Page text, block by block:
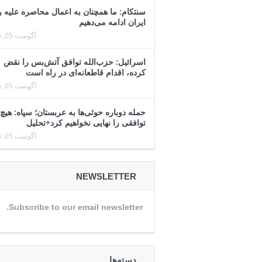
سنتکام: ما همچنان به اعمال محاصره علیه
ایران ادامه می‌دهیم
آگوست 05, 2026
اسرائیل: حزب‌الله توافق آتش‌بس را نقض
کرده، اقدام قاطعانه‌ای در راه است
آگوست 05, 2026
حمله دوباره حوثی‌ها به عربستان؛ سپاه: هیچ
توافقی را نهایی نخواهیم کرد+تحلیل
آگوست 05, 2026
NEWSLETTER
Subscribe to our email newsletter.
دسته‌ها